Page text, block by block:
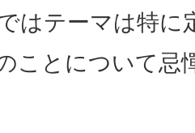
はテーマは特に
ことについて忌